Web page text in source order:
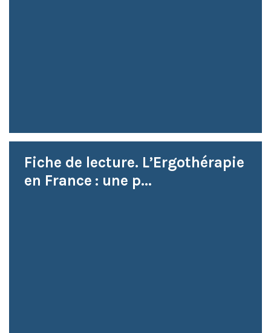
Fiche de lecture. L’Ergothérapie
en France : une p...